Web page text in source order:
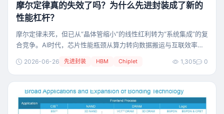
开始变得重要
摩尔定律真的失效了吗？为什么先进封装成了新的
性能杠杆？
摩尔定律未死，但已从“晶体管缩小”的线性红利转为“系统集成”的复
合竞争。AI时代，芯片性能瓶颈从算力转向数据搬运与互联效率，
“堆晶体管”进入“搭系统”的新阶段。 过去几十年，半导体行业有一
量会周期性增加，芯片性能不断提升，单位计算成本不断下降。这
个规律支撑了 PC、智能手
2026-06-26 先进封装 HBM Chiplet 1,305 0